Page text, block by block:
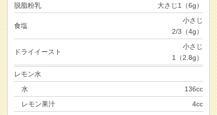
脱脂粉乳
大さじ1（6g）
食塩
小さじ
2/3（4g）
ドライイースト
小さじ
1（2.8g）
レモン水
水
136cc
レモン果汁
4cc